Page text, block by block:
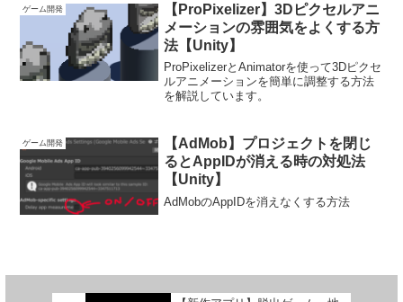
ゲーム開発
【ProPixelizer】3Dピクセルアニ
メーションの雰囲気をよくする方
法【Unity】
ProPixelizerとAnimatorを使って3Dピクセ
ルアニメーションを簡単に調整する方法
を解説しています。
ゲーム開発
【AdMob】プロジェクトを閉じ
るとAppIDが消える時の対処法
【Unity】
AdMobのAppIDを消えなくする方法